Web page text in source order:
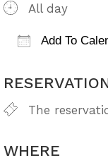
All day
Add To
The
WHERE